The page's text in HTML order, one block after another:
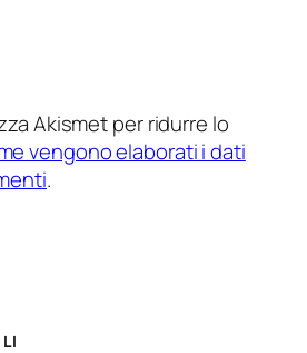
Akismet per ridurre lo
vengono elaborati i dati
.